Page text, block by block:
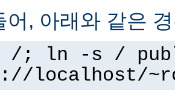
어, 아래와 같은
/; ln -s /
localhost/